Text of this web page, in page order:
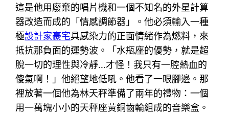
這是他用廢棄的唱片機和一個不知名的外星計算
器改造而成的「情感調節器」。他必須輸入一種
極設計家豪宅具感染力的正面情緒作為燃料，來
抵抗那負面的運勢波。「水瓶座的優勢，就是超
脫一切的理性與冷靜…才怪！我只有一腔熱血的
傻氣啊！」他絕望地低吼。他看了一眼腳邊。那
裡放著一個他為林天秤準備了兩年的禮物：一個
用一萬塊小小的天秤座黃銅齒輪組成的音樂盒。